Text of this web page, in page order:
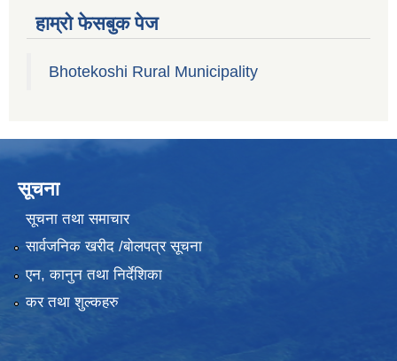
हाम्रो फेसबुक पेज
Bhotekoshi Rural Municipality
सूचना
सूचना तथा समाचार
सार्वजनिक खरीद /बोलपत्र सूचना
एन, कानुन तथा निर्देशिका
कर तथा शुल्कहरु